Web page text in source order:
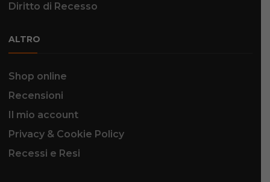
Diritto di Recesso
ALTRO
Shop online
Recensioni
Il mio account
Privacy & Cookie Policy
Recessi e Resi